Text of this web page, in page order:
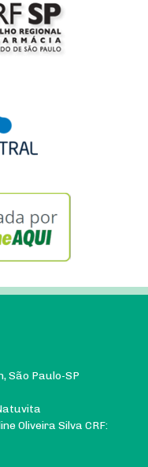
São Paulo-SP
Oliveira Silva CRF: